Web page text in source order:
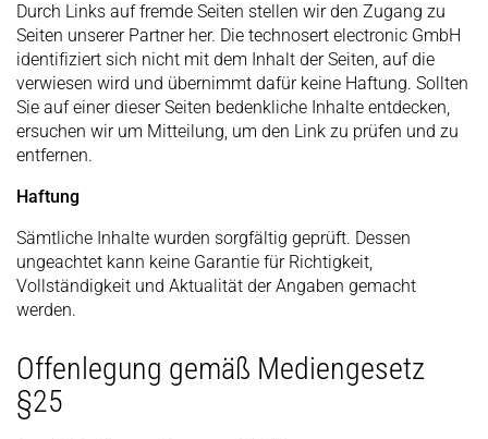
Durch Links auf fremde Seiten stellen wir den Zugang zu
Seiten unserer Partner her. Die technosert electronic GmbH
identifiziert sich nicht mit dem Inhalt der Seiten, auf die
verwiesen wird und übernimmt dafür keine Haftung. Sollten
Sie auf einer dieser Seiten bedenkliche Inhalte entdecken,
ersuchen wir um Mitteilung, um den Link zu prüfen und zu
entfernen.
Haftung
Sämtliche Inhalte wurden sorgfältig geprüft. Dessen
ungeachtet kann keine Garantie für Richtigkeit,
Vollständigkeit und Aktualität der Angaben gemacht
werden.
Offenlegung gemäß Mediengesetz
§25